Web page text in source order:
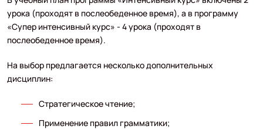
урока (проходят в послеобеденное время), а в программу
«Супер интенсивный курс» - 4 урока (проходят в
послеобеденное время).
На выбор предлагается несколько дополнительных
дисциплин:
Стратегическое чтение;
Применение правил грамматики;